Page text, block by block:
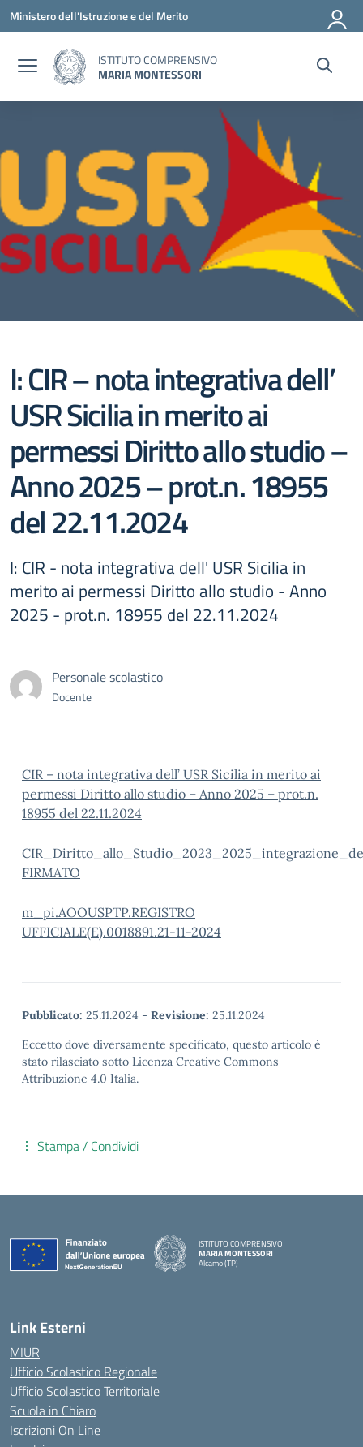
Vai ai contenuti
Vai al menu di navigazione
Vai al footer
Ministero dell'Istruzione e del Merito
ISTITUTO COMPRENSIVO
MARIA MONTESSORI
I: CIR – nota integrativa dell’
USR Sicilia in merito ai
permessi Diritto allo studio –
Anno 2025 – prot.n. 18955
del 22.11.2024
I: CIR - nota integrativa dell' USR Sicilia in
merito ai permessi Diritto allo studio - Anno
2025 - prot.n. 18955 del 22.11.2024
Personale scolastico
Docente
CIR – nota integrativa dell’ USR Sicilia in merito ai
permessi Diritto allo studio – Anno 2025 – prot.n.
18955 del 22.11.2024
FIRMATO
m_pi.AOOUSPTP.REGISTRO
UFFICIALE(E).0018891.21-11-2024
Pubblicato: 25.11.2024 - Revisione: 25.11.2024
Eccetto dove diversamente specificato, questo articolo è
stato rilasciato sotto Licenza Creative Commons
Attribuzione 4.0 Italia.
Stampa / Condividi
ISTITUTO COMPRENSIVO
MARIA MONTESSORI
Alcamo (TP)
Link Esterni
MIUR
Ufficio Scolastico Regionale
Ufficio Scolastico Territoriale
Scuola in Chiaro
Iscrizioni On Line